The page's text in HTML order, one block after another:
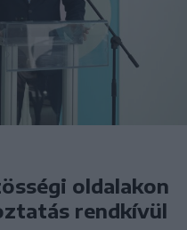
oldalakon
rendkívül